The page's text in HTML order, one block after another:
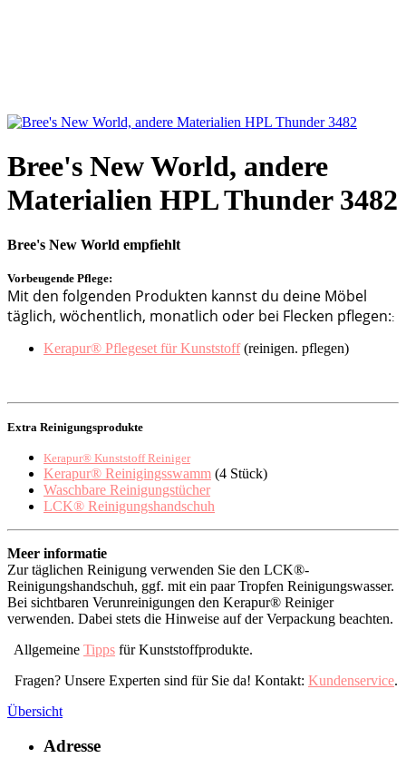
Bree's New World, andere
Materialien HPL Thunder 3482
Bree's New World empfiehlt
Vorbeugende Pflege:
Mit den folgenden Produkten kannst du deine Möbel
täglich, wöchentlich, monatlich oder bei Flecken pflegen::
Kerapur® Pflegeset für Kunststoff(reinigen. pflegen)
Extra Reinigungsprodukte
Kerapur® Kunststoff Reiniger
Kerapur® Reinigingsswamm (4 Stück)
Waschbare Reinigungstücher
LCK® Reinigungshandschuh
Meer informatie
Zur täglichen Reinigung verwenden Sie den LCK®-
Reinigungshandschuh, ggf. mit ein paar Tropfen Reinigungswasser.
Bei sichtbaren Verunreinigungen den Kerapur® Reiniger
verwenden. Dabei stets die Hinweise auf der Verpackung beachten.
Allgemeine Tipps für Kunststoffprodukte.
Fragen? Unsere Experten sind für Sie da! Kontakt: Kundenservice.
Übersicht
Adresse